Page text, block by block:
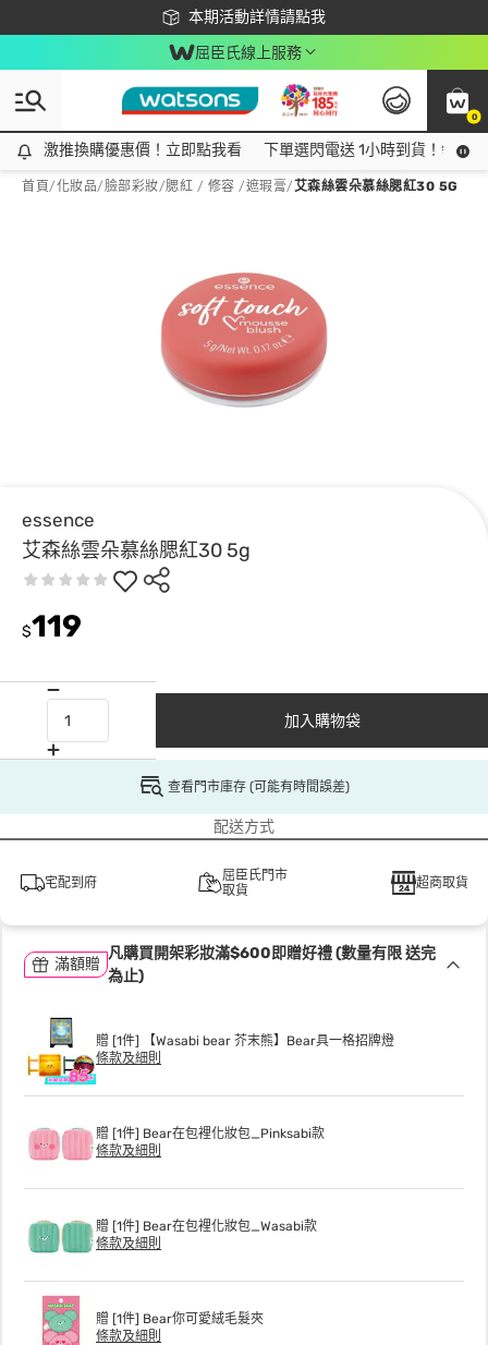
本期活動詳情請點我
下載app最高回饋$350
屈臣氏線上服務
0
激推換購優惠價！立即點我看
激推換購優惠價！立即點我看 下單選閃電送 1小時到貨！領神
首頁/化妝品/臉部彩妝/腮紅 / 修容 /遮瑕膏/艾森絲雲朵慕絲腮紅30 5G
essence
艾森絲雲朵慕絲腮紅30 5g
$119
加入購物袋
查看門市庫存 (可能有時間誤差)
配送方式
宅配到府
屈臣氏門市
取貨
超商取貨
滿額贈
凡購買開架彩妝滿$600即贈好禮 (數量有限 送完
為止)
贈 [1件] 【Wasabi bear 芥末熊】Bear具一格招牌燈
條款及細則
贈 [1件] Bear在包裡化妝包_Pinksabi款
條款及細則
贈 [1件] Bear在包裡化妝包_Wasabi款
條款及細則
贈 [1件] Bear你可愛絨毛髮夾
條款及細則